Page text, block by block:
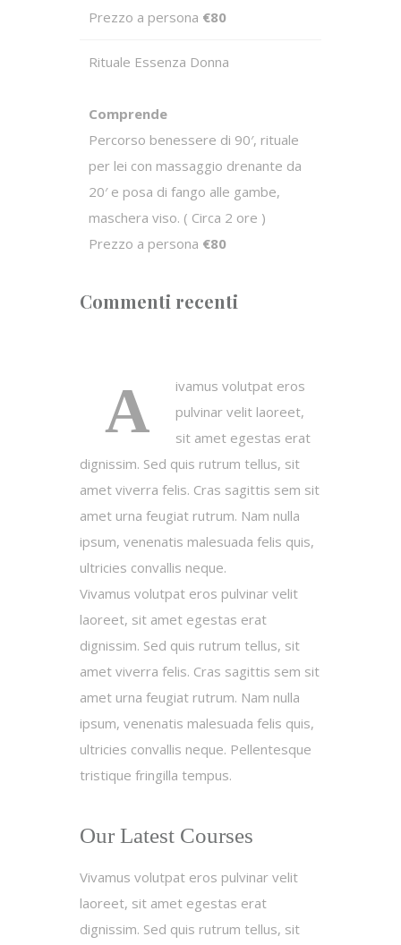
Prezzo a persona €80
Rituale Essenza Donna
Comprende
Percorso benessere di 90′, rituale
per lei con massaggio drenante da
20′ e posa di fango alle gambe,
maschera viso. ( Circa 2 ore )
Prezzo a persona €80
Commenti recenti
A
ivamus volutpat eros
pulvinar velit laoreet,
sit amet egestas erat
dignissim. Sed quis rutrum tellus, sit
amet viverra felis. Cras sagittis sem sit
amet urna feugiat rutrum. Nam nulla
ipsum, venenatis malesuada felis quis,
ultricies convallis neque.
Vivamus volutpat eros pulvinar velit
laoreet, sit amet egestas erat
dignissim. Sed quis rutrum tellus, sit
amet viverra felis. Cras sagittis sem sit
amet urna feugiat rutrum. Nam nulla
ipsum, venenatis malesuada felis quis,
ultricies convallis neque. Pellentesque
tristique fringilla tempus.
Our Latest Courses
Vivamus volutpat eros pulvinar velit
laoreet, sit amet egestas erat
dignissim. Sed quis rutrum tellus, sit